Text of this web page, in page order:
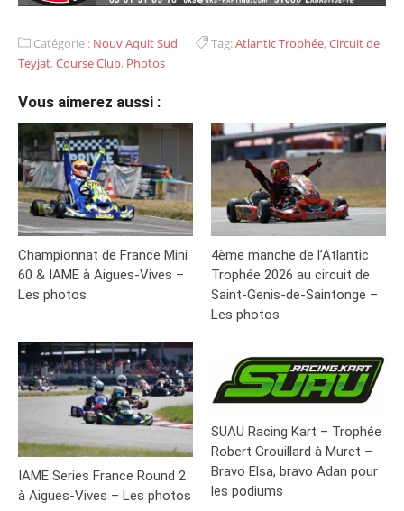
Catégorie : Nouv Aquit Sud Tag:Atlantic Trophée, Circuit de
Teyjat, Course Club, Photos
Vous aimerez aussi :
Championnat de France Mini
60 & IAME à Aigues-Vives –
Les photos
4ème manche de l’Atlantic
Trophée 2026 au circuit de
Saint-Genis-de-Saintonge –
Les photos
IAME Series France Round 2
à Aigues-Vives – Les photos
SUAU Racing Kart – Trophée
Robert Grouillard à Muret –
Bravo Elsa, bravo Adan pour
les podiums